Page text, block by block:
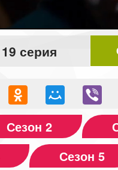
19 серия
Сезон 2
Сезон 5